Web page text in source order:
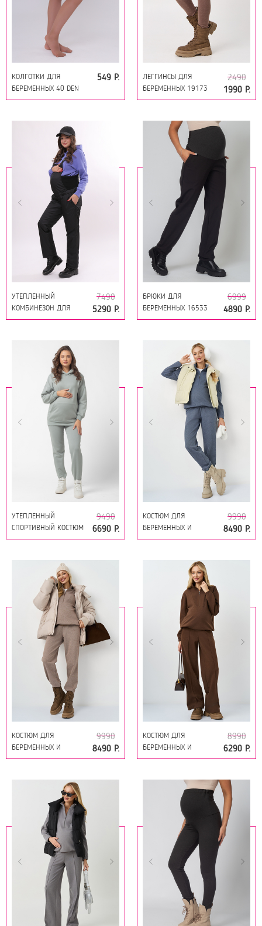
КОЛГОТКИ ДЛЯ
БЕРЕМЕННЫХ 40 DEN
18133 ЗАГАР
549 Р.
ЛЕГГИНСЫ ДЛЯ
БЕРЕМЕННЫХ 19173
КОРИЧНЕВЫЙ МЕЛАНЖ
2490
1990 Р.
УТЕПЛЕННЫЙ
КОМБИНЕЗОН ДЛЯ
БЕРЕМЕННЫХ 16405
7490
5290 Р.
БРЮКИ ДЛЯ
БЕРЕМЕННЫХ 16533
ЧЕРНЫЙ
6999
4890 Р.
УТЕПЛЕННЫЙ
СПОРТИВНЫЙ КОСТЮМ
ДЛЯ БЕРЕМЕННЫХ И
ХОЛОДНАЯ МЯТА
9490
6690 Р.
КОСТЮМ ДЛЯ
БЕРЕМЕННЫХ И
КОРМЯЩИХ 18964
9990
8490 Р.
КОСТЮМ ДЛЯ
БЕРЕМЕННЫХ И
КОРМЯЩИХ 18964
9990
8490 Р.
КОСТЮМ ДЛЯ
БЕРЕМЕННЫХ И
КОРМЯЩИХ 19194
8990
6290 Р.